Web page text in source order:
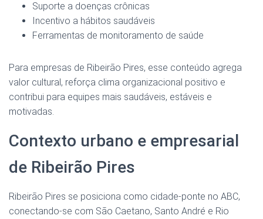
Suporte a doenças crônicas
Incentivo a hábitos saudáveis
Ferramentas de monitoramento de saúde
Para empresas de Ribeirão Pires, esse conteúdo agrega
valor cultural, reforça clima organizacional positivo e
contribui para equipes mais saudáveis, estáveis e
motivadas.
Contexto urbano e empresarial
de Ribeirão Pires
Ribeirão Pires se posiciona como cidade-ponte no ABC,
conectando-se com São Caetano, Santo André e Rio